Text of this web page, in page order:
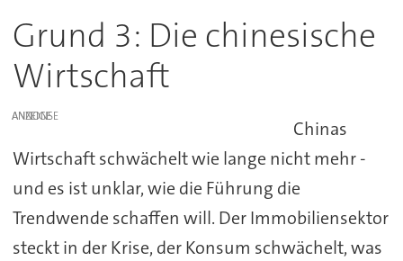
Grund 3: Die chinesische
Wirtschaft
ANZEIGE
Chinas
Wirtschaft schwächelt wie lange nicht mehr -
und es ist unklar, wie die Führung die
Trendwende schaffen will. Der Immobiliensektor
steckt in der Krise, der Konsum schwächelt, was